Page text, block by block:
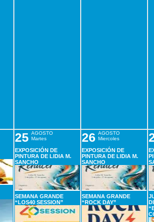
25 AGOSTO
Martes
EXPOSICIÓN DE
PINTURA DE LIDIA M.
SANCHO
SEMANA GRANDE
“LOS40 SESSION”
26 AGOSTO
Miercoles
EXPOSICIÓN DE
PINTURA DE LIDIA M.
SANCHO
SEMANA GRANDE
“ROCK DAY”